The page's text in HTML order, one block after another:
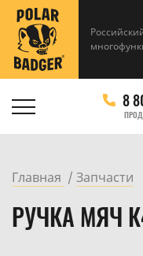
8
Главная Запчасти
РУЧКА МЯЧ